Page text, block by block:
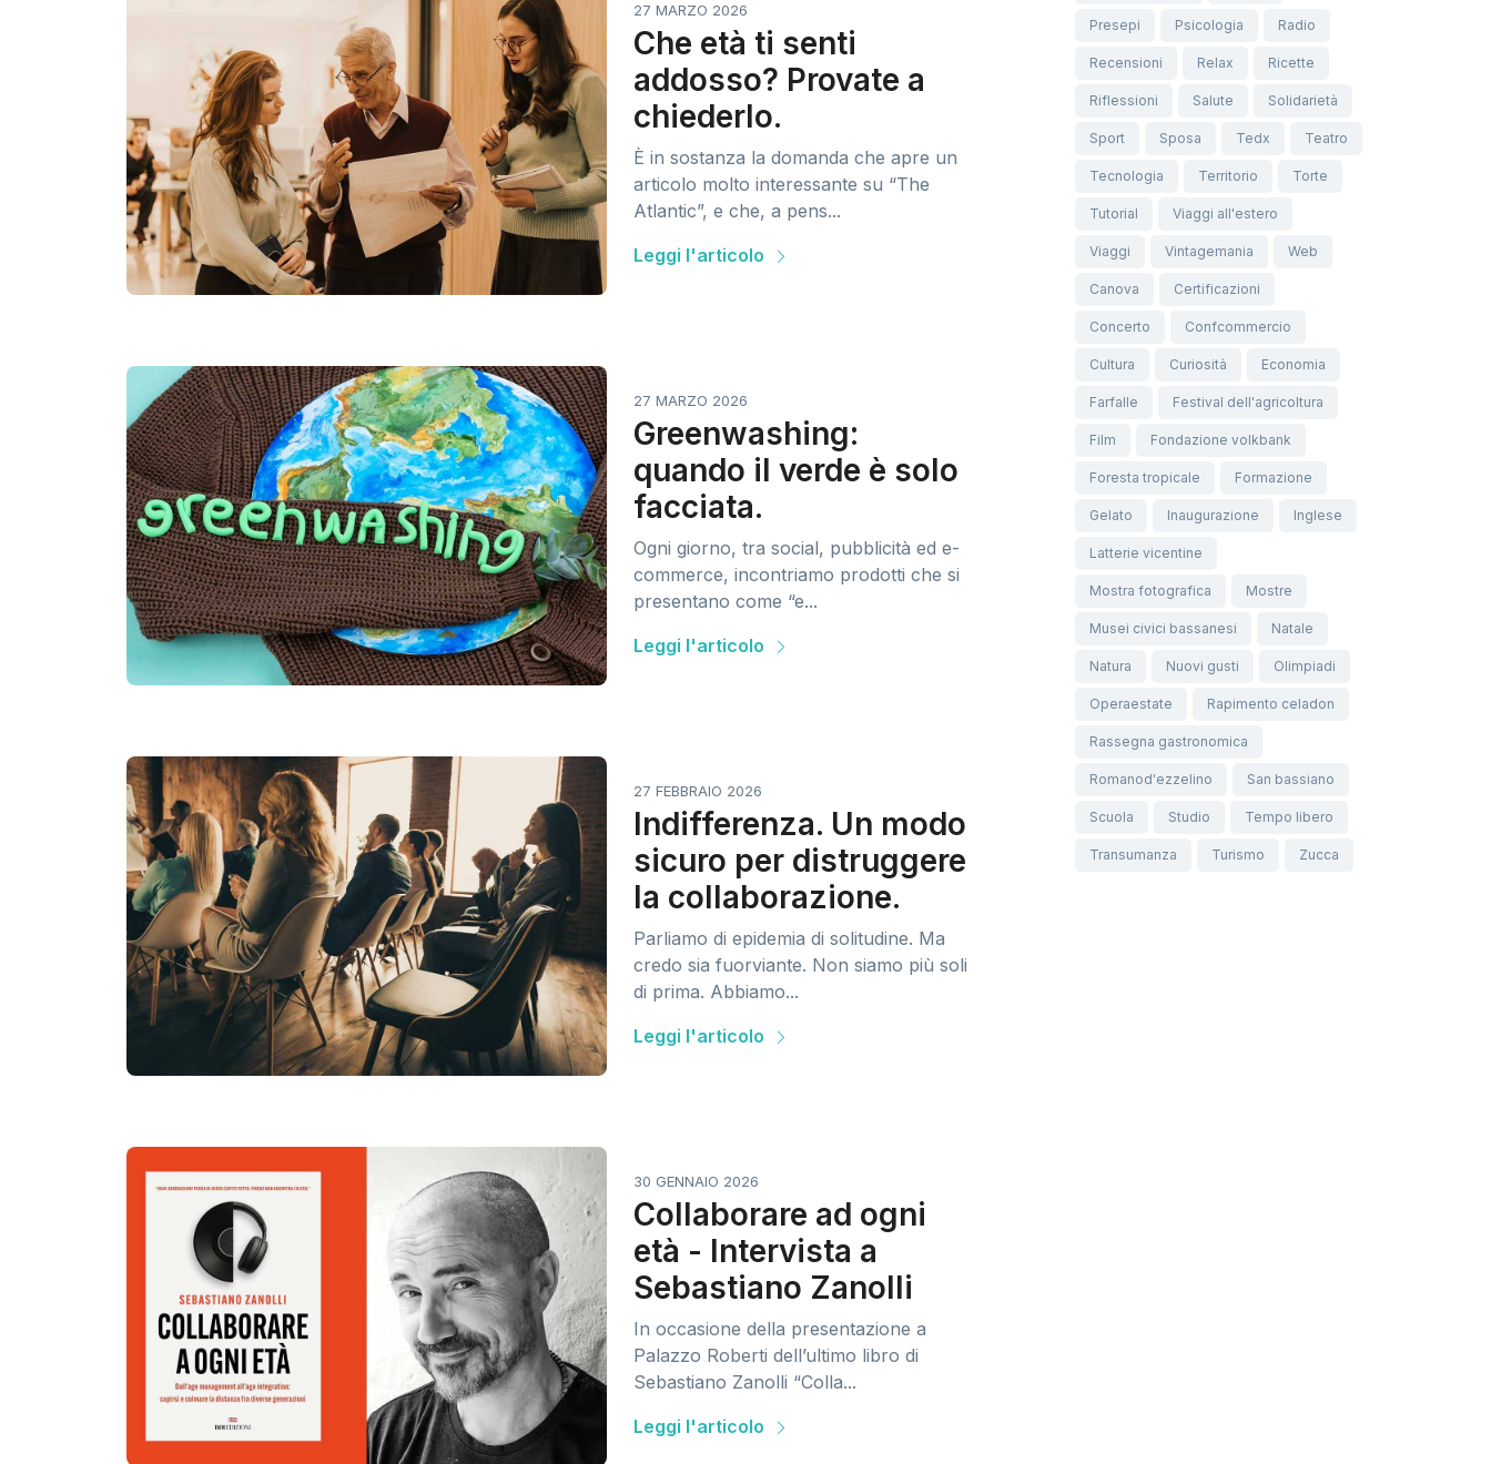
27 MARZO 2026
Che età ti senti
addosso? Provate a
chiederlo.
È in sostanza la domanda che apre un
articolo molto interessante su “The
Atlantic”, e che, a pens...
Leggi l'articolo
27 MARZO 2026
Greenwashing:
quando il verde è solo
facciata.
Ogni giorno, tra social, pubblicità ed e-
commerce, incontriamo prodotti che si
presentano come “e...
Leggi l'articolo
27 FEBBRAIO 2026
Indifferenza. Un modo
sicuro per distruggere
la collaborazione.
Parliamo di epidemia di solitudine. Ma
credo sia fuorviante. Non siamo più soli
di prima. Abbiamo...
Leggi l'articolo
30 GENNAIO 2026
Collaborare ad ogni
età - Intervista a
Sebastiano Zanolli
In occasione della presentazione a
Palazzo Roberti dell’ultimo libro di
Sebastiano Zanolli “Colla...
Leggi l'articolo
Presepi Psicologia Radio
Recensioni Relax Ricette
Riflessioni Salute Solidarietà
Sport Sposa Tedx Teatro
Tecnologia Territorio Torte
Tutorial Viaggi all'estero
Viaggi Vintagemania Web
Canova Certificazioni
Concerto Confcommercio
Cultura Curiosità Economia
Farfalle Festival dell'agricoltura
Film Fondazione volkbank
Foresta tropicale Formazione
Gelato Inaugurazione Inglese
Latterie vicentine
Mostra fotografica Mostre
Musei civici bassanesi Natale
Natura Nuovi gusti Olimpiadi
Operaestate Rapimento celadon
Rassegna gastronomica
Romanod'ezzelino San bassiano
Scuola Studio Tempo libero
Transumanza Turismo Zucca